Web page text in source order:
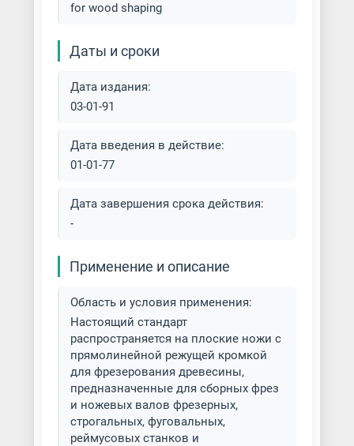
for wood shaping
Даты и сроки
Дата издания:
03-01-91
Дата введения в действие:
01-01-77
Дата завершения срока действия:
-
Применение и описание
Область и условия применения:
Настоящий стандарт
распространяется на плоские ножи с
прямолинейной режущей кромкой
для фрезерования древесины,
предназначенные для сборных фрез
и ножевых валов фрезерных,
строгальных, фуговальных,
реймусовых станков и